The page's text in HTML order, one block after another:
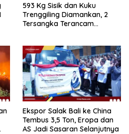
593 Kg Sisik dan Kuku
Trenggiling Diamankan, 2
Tersangka Terancam
Ekspor Salak Bali ke China
Tembus 3,5 Ton, Eropa dan
AS Jadi Sasaran Selanjutnya